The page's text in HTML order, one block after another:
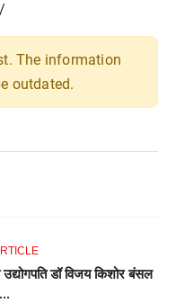
The information
outdated.
डॉ विजय किशोर बंसल